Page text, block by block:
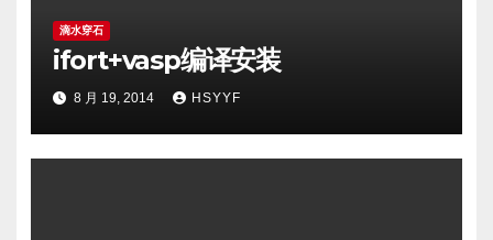
滴水穿石
ifort+vasp编译安装
8 月 19, 2014 HSYYF